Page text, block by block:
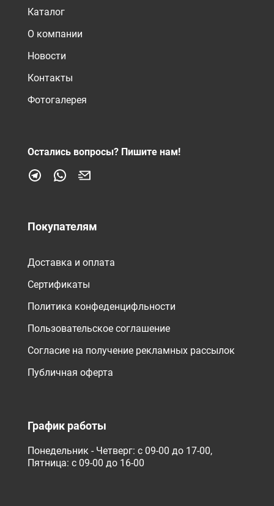
Каталог
О компании
Новости
Контакты
Фотогалерея
Остались вопросы? Пишите нам!
Покупателям
Доставка и оплата
Сертификаты
Политика конфеденцифльности
Пользовательское соглашение
Согласие на получение рекламных рассылок
Публичная оферта
График работы
Понедельник - Четверг: с 09-00 до 17-00,
Пятница: с 09-00 до 16-00